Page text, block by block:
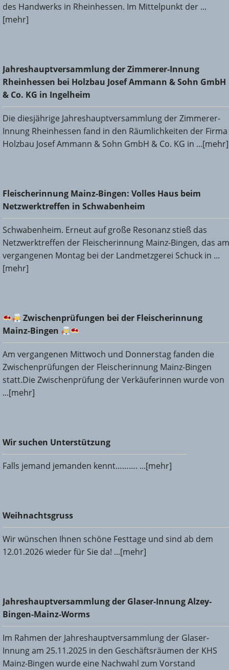
des Handwerks in Rheinhessen. Im Mittelpunkt der ...
[mehr]
Jahreshauptversammlung der Zimmerer-Innung
Rheinhessen bei Holzbau Josef Ammann & Sohn GmbH &
Co. KG in Ingelheim
Jahreshauptversammlung der Zimmerer-Innung
Rheinhessen bei Holzbau Josef Ammann & Sohn GmbH
& Co. KG in Ingelheim
Die diesjährige Jahreshauptversammlung der Zimmerer-
Innung Rheinhessen fand in den Räumlichkeiten der Firma
Holzbau Josef Ammann & Sohn GmbH & Co. KG in ...[mehr]
Fleischerinnung Mainz-Bingen: Volles Haus beim
Netzwerktreffen in Schwabenheim
Fleischerinnung Mainz-Bingen: Volles Haus beim
Netzwerktreffen in Schwabenheim
Schwabenheim. Erneut auf große Resonanz stieß das
Netzwerktreffen der Fleischerinnung Mainz-Bingen, das am
vergangenen Montag bei der Landmetzgerei Schuck in ...
[mehr]
Zwischenprüfungen bei der Fleischerinnung Mainz-
Bingen
Zwischenprüfungen bei der Fleischerinnung
Mainz-Bingen
Am vergangenen Mittwoch und Donnerstag fanden die
Zwischenprüfungen der Fleischerinnung Mainz-Bingen
statt.Die Zwischenprüfung der Verkäuferinnen wurde von
...[mehr]
Wir suchen Unterstützung
Wir suchen Unterstützung
Falls jemand jemanden kennt………. ...[mehr]
Weihnachtsgruss
Weihnachtsgruss
Wir wünschen Ihnen schöne Festtage und sind ab dem
12.01.2026 wieder für Sie da! ...[mehr]
Jahreshauptversammlung der Glaser-Innung Alzey-Bingen-
Mainz-Worms
Jahreshauptversammlung der Glaser-Innung Alzey-
Bingen-Mainz-Worms
Im Rahmen der Jahreshauptversammlung der Glaser-
Innung am 25.11.2025 in den Geschäftsräumen der KHS
Mainz-Bingen wurde eine Nachwahl zum Vorstand